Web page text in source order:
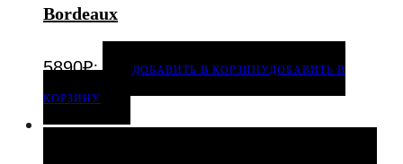
Bordeaux
5890₽. ДОБАВИТЬ В КОРЗИНУДОБАВИТЬ В
КОРЗИНУ